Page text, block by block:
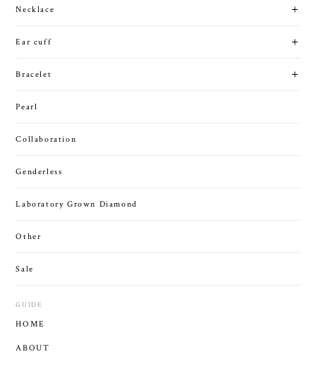
Necklace
Ear cuff
Bracelet
Pearl
Collaboration
Genderless
Laboratory Grown Diamond
Other
Sale
GUIDE
HOME
ABOUT